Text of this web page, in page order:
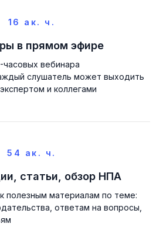
16 ак. ч.
в прямом эфире
вебинара
слушатель может выходить
и коллегами
54 ак. ч.
статьи, обзор НПА
полезным материалам по теме:
ответам на вопросы,